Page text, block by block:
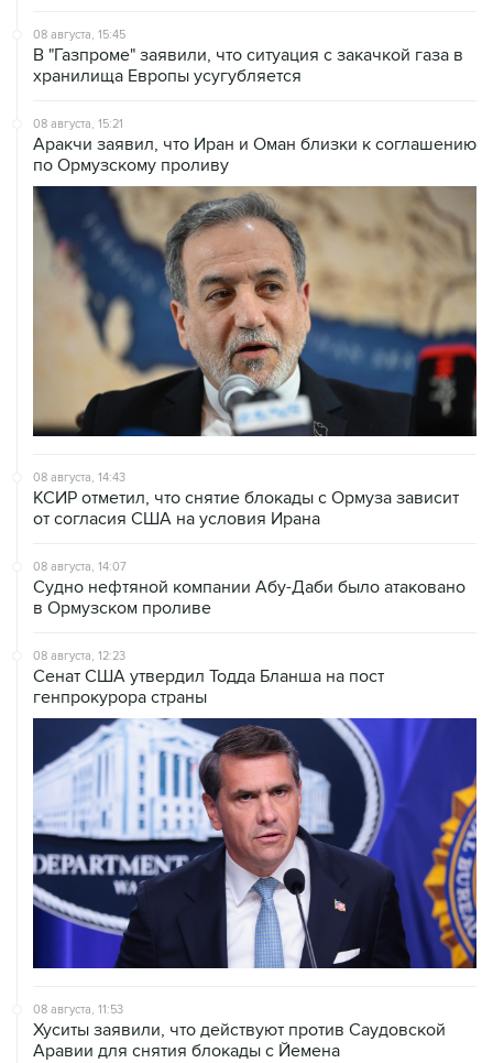
08 августа, 15:45
В "Газпроме" заявили, что ситуация с закачкой газа в
хранилища Европы усугубляется
08 августа, 15:21
Аракчи заявил, что Иран и Оман близки к соглашению
по Ормузскому проливу
08 августа, 14:43
КСИР отметил, что снятие блокады с Ормуза зависит
от согласия США на условия Ирана
08 августа, 14:07
Судно нефтяной компании Абу-Даби было атаковано
в Ормузском проливе
08 августа, 12:23
Сенат США утвердил Тодда Бланша на пост
генпрокурора страны
08 августа, 11:53
Хуситы заявили, что действуют против Саудовской
Аравии для снятия блокады с Йемена